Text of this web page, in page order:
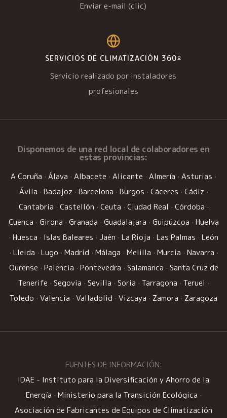
Enviar e-mail (clic)
SERVICIOS DE CLIMATIZACIÓN 360º
Servicio realizado por instaladores
profesionales
Disponemos de una red local de colaboradores en
estas provincias:
A Coruña · Álava · Albacete · Alicante · Almería · Asturias ·
Ávila · Badajoz · Barcelona · Burgos · Cáceres · Cádiz ·
Cantabria · Castellón · Ceuta · Ciudad Real · Córdoba ·
Cuenca · Girona · Granada · Guadalajara · Guipúzcoa · Huelva
· Huesca · Islas Baleares · Jaén · La Rioja · Las Palmas · León
· Lleida · Lugo · Madrid · Málaga · Melilla · Murcia · Navarra ·
Ourense · Palencia · Pontevedra · Salamanca · Santa Cruz de
Tenerife · Segovia · Sevilla · Soria · Tarragona · Teruel ·
Toledo · Valencia · Valladolid · Vizcaya · Zamora · Zaragoza
FUENTES DE INFORMACIÓN:
IDAE - Instituto para la Diversificación y Ahorro de la
Energía · Ministerio para la Transición Ecológica ·
Asociación de Fabricantes de Equipos de Climatización